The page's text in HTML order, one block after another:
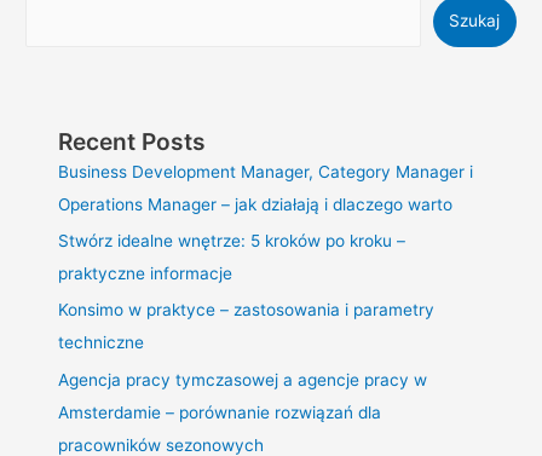
Szukaj
Recent Posts
Business Development Manager, Category Manager i
Operations Manager – jak działają i dlaczego warto
Stwórz idealne wnętrze: 5 kroków po kroku –
praktyczne informacje
Konsimo w praktyce – zastosowania i parametry
techniczne
Agencja pracy tymczasowej a agencje pracy w
Amsterdamie – porównanie rozwiązań dla
pracowników sezonowych